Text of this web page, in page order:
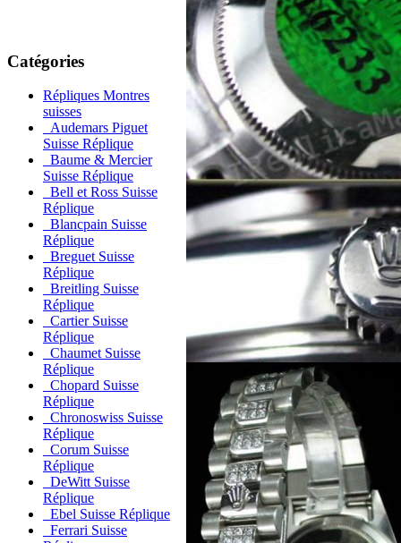
Catégories
Répliques Montres
suisses
Audemars Piguet
Suisse Réplique
Baume & Mercier
Suisse Réplique
Bell et Ross Suisse
Réplique
Blancpain Suisse
Réplique
Breguet Suisse
Réplique
Breitling Suisse
Réplique
Cartier Suisse
Réplique
Chaumet Suisse
Réplique
Chopard Suisse
Réplique
Chronoswiss Suisse
Réplique
Corum Suisse
Réplique
DeWitt Suisse
Réplique
Ebel Suisse Réplique
Ferrari Suisse